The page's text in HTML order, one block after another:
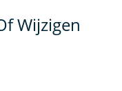
Wijzigen